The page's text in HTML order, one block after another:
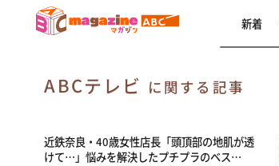
新着
ABCテレビ に関する記事
近鉄奈良・40歳女性店長「頭頂部の地肌が透
けて…」悩みを解決したプチプラのベス…